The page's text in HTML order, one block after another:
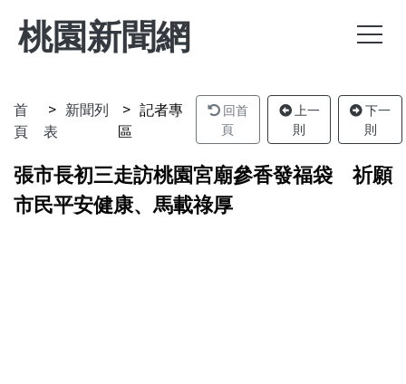
桃園新聞網
首
頁
新聞列
表
記者專
區
回首
頁
上一
則
下一
則
張市長初三走訪桃園宮廟參香發福袋 祈願
市民平安健康、馬載祿厚